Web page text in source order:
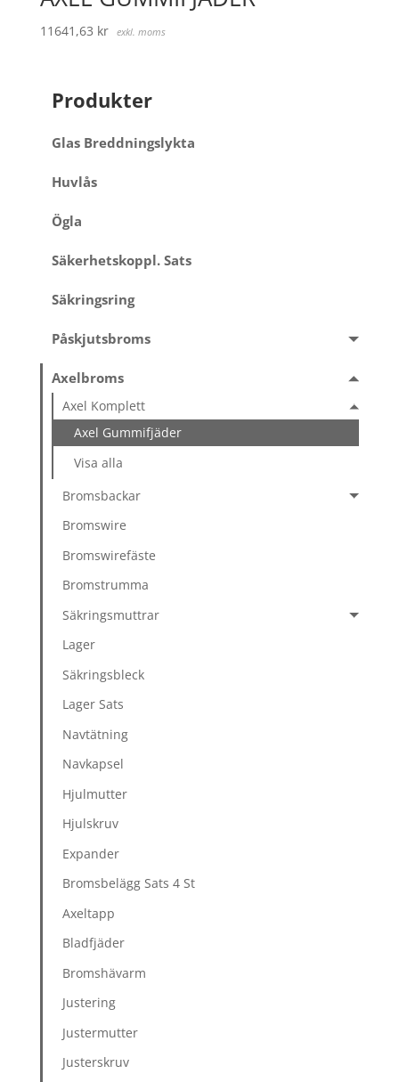
11641,63 kr exkl. moms
Produkter
Glas Breddningslykta
Huvlås
Ögla
Säkerhetskoppl. Sats
Säkringsring
Påskjutsbroms
Axelbroms
Axel Komplett
Axel Gummifjäder
Visa alla
Bromsbackar
Bromswire
Bromswirefäste
Bromstrumma
Säkringsmuttrar
Lager
Säkringsbleck
Lager Sats
Navtätning
Navkapsel
Hjulmutter
Hjulskruv
Expander
Bromsbelägg Sats 4 St
Axeltapp
Bladfjäder
Bromshävarm
Justering
Justermutter
Justerskruv